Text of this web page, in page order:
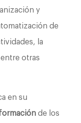
y
de
la
otras
en su
de los